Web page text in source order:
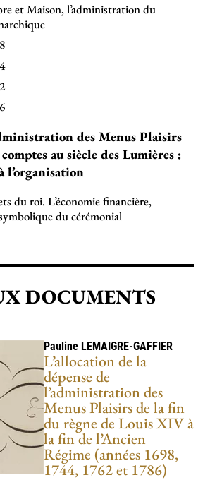
et Maison, l’administration du
des Menus Plaisirs
au siècle des Lumières :
l’organisation
du roi. L’économie financière,
du cérémonial
DOCUMENTS
Pauline LEMAIGRE-GAFFIER
L’allocation de la
dépense de
l’administration des
Menus Plaisirs de la fin
du règne de Louis XIV à
la fin de l’Ancien
Régime (années 1698,
1744, 1762 et 1786)